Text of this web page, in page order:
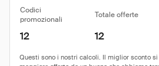
Codici
promozionali
Totale offerte
12 12